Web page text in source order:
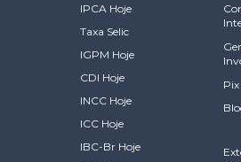
IPCA Hoje
Taxa Selic
IGPM Hoje
CDI Hoje
INCC Hoje
ICC Hoje
IBC-Br Hoje